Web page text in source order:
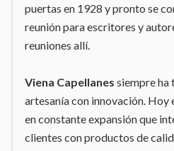
puertas en 1928 y pronto se
reunión para escritores y
reuniones allí.
Viena Capellanes siempre
artesanía con innovación. Hoy
en constante expansión que
clientes con productos de